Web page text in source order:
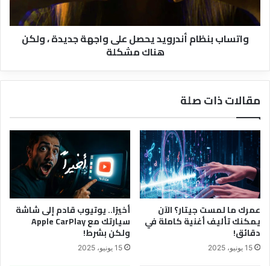
،
ولكن
هناكواتساب بنظام أندرويد يحصل على واجهة جديدة ، ولكن
هناك مشكلة
مقالات ذات صلة
عمرك ما لمست جيتار؟ الآن
يمكنك تأليف أغنية كاملة في
دقائق!
15 يونيو، 2025
أخيرًا.. يوتيوب قادم إلى شاشة
سيارتك مع Apple CarPlay
ولكن بشرط!
15 يونيو، 2025